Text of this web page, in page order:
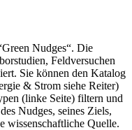
Nudges“. Die
Feldversuchen
Sie können den Katalog
& Strom siehe Reiter)
(linke Seite) filtern und
Nudges, seines Ziels,
wissenschaftliche Quelle.